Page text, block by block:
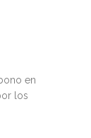
en
los